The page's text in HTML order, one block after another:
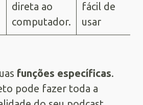
direta ao
computador.
fácil de
usar
funções específicas.
pode fazer toda a